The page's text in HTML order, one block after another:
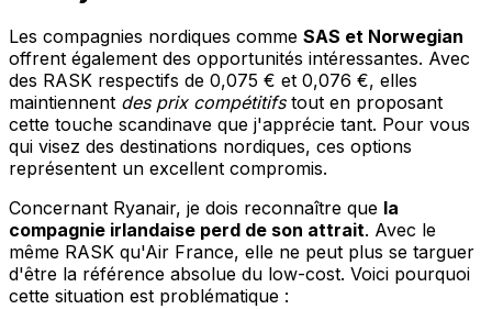
Les compagnies nordiques comme SAS et Norwegian
offrent également des opportunités intéressantes. Avec
des RASK respectifs de 0,075 € et 0,076 €, elles
maintiennent des prix compétitifstout en proposant
cette touche scandinave que j'apprécie tant. Pour vous
qui visez des destinations nordiques, ces options
représentent un excellent compromis.
Concernant Ryanair, je dois reconnaître que la
compagnie irlandaise perd de son attrait. Avec le
même RASK qu'Air France, elle ne peut plus se targuer
d'être la référence absolue du low-cost. Voici pourquoi
cette situation est problématique :